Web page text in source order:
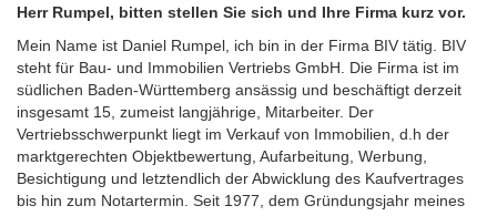
Herr Rumpel, bitten stellen Sie sich und Ihre Firma kurz vor.
Mein Name ist Daniel Rumpel, ich bin in der Firma BIV tätig. BIV
steht für Bau- und Immobilien Vertriebs GmbH. Die Firma ist im
südlichen Baden-Württemberg ansässig und beschäftigt derzeit
insgesamt 15, zumeist langjährige, Mitarbeiter. Der
Vertriebsschwerpunkt liegt im Verkauf von Immobilien, d.h der
marktgerechten Objektbewertung, Aufarbeitung, Werbung,
Besichtigung und letztendlich der Abwicklung des Kaufvertrages
bis hin zum Notartermin. Seit 1977, dem Gründungsjahr meines